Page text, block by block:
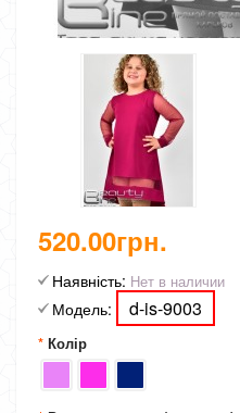
520.00грн.
Наявність: Нет в наличии
Модель: d-is-9003
Колір